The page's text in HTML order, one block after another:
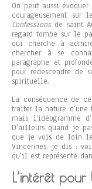
On peut aussi
courageusement
Confessionsde saint
regard tombe sur le
qui cherche à
chercher à se
paragraphe et
pour redescendre de
spirituelle.
La conséquence de
traiter la nature d’une
mais l’idéogramme
D’ailleurs quand je
que je vois de loin
Vincennes, je dis :
qu’il est représenté
L’intérêt